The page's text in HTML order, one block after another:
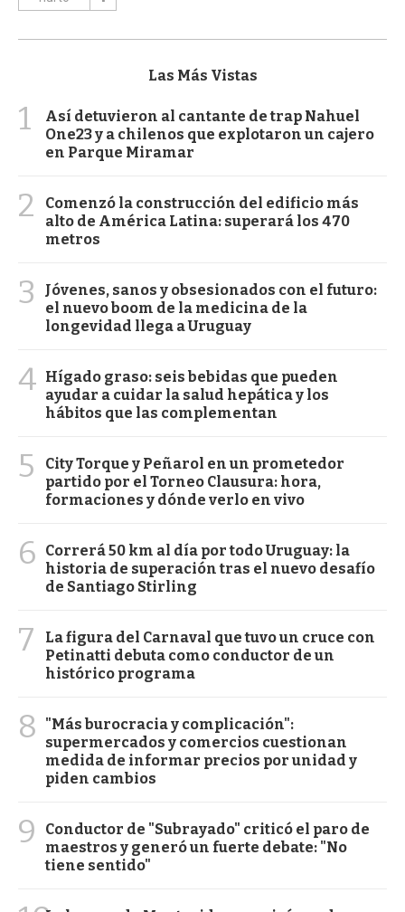
Las Más Vistas
1
Así detuvieron al cantante de trap Nahuel
One23 y a chilenos que explotaron un cajero
en Parque Miramar
2
Comenzó la construcción del edificio más
alto de América Latina: superará los 470
metros
3
Jóvenes, sanos y obsesionados con el futuro:
el nuevo boom de la medicina de la
longevidad llega a Uruguay
4 Hígado graso: seis bebidas que pueden
ayudar a cuidar la salud hepática y los
hábitos que las complementan
5
City Torque y Peñarol en un prometedor
partido por el Torneo Clausura: hora,
formaciones y dónde verlo en vivo
6
Correrá 50 km al día por todo Uruguay: la
historia de superación tras el nuevo desafío
de Santiago Stirling
7
La figura del Carnaval que tuvo un cruce con
Petinatti debuta como conductor de un
histórico programa
8
"Más burocracia y complicación":
supermercados y comercios cuestionan
medida de informar precios por unidad y
piden cambios
9
Conductor de "Subrayado" criticó el paro de
maestros y generó un fuerte debate: "No
tiene sentido"